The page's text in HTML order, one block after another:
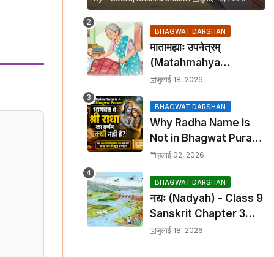
BHAGWAT DARSHAN
मातामह्याः उपनेत्रम्
(Matahmahya
Upanetram) - Class 9
Translation &
Solutions
जुलाई 18, 2026
BHAGWAT DARSHAN
Why Radha Name is
Not in Bhagwat Puran:
भागवत में श्री राधा का वर्णन क्यों
जुलाई 02, 2026
BHAGWAT DARSHAN
नद्यः (Nadyah) - Class 9
Sanskrit Chapter 3
Translation &
जुलाई 18, 2026